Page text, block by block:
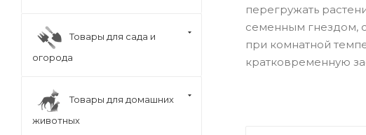
перегружать
семенным гнездом,
при комнатной
кратковременную
Товары для сада и
огорода
Товары для домашних
животных